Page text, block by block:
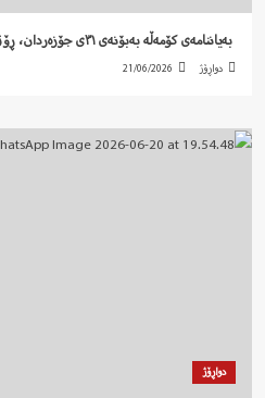
‍ بەیاننامەی کۆمەڵە بەبۆنەی ٣١ی جۆزەردان، ڕۆژی پێشمەرگەی کۆمەڵە
دواڕۆژ 21/06/2026
دواڕۆژ